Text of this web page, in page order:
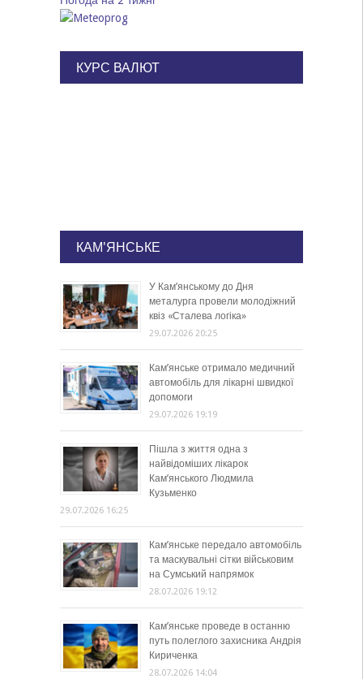
КУРС ВАЛЮТ
КАМ'ЯНСЬКЕ
У Кам’янському до Дня
металурга провели молодіжний
квіз «Сталева логіка»
29.07.2026 20:25
Кам’янське отримало медичний
автомобіль для лікарні швидкої
допомоги
29.07.2026 19:19
Пішла з життя одна з
найвідоміших лікарок
Кам’янського Людмила
Кузьменко
29.07.2026 16:25
Кам’янське передало автомобіль
та маскувальні сітки військовим
на Сумський напрямок
28.07.2026 19:12
Кам’янське проведе в останню
путь полеглого захисника Андрія
Кириченка
28.07.2026 14:04